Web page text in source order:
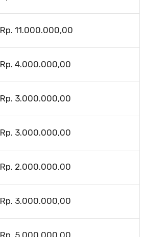
Rp. 11.000.000,00
Rp. 4.000.000,00
Rp. 3.000.000,00
Rp. 3.000.000,00
Rp. 2.000.000,00
Rp. 3.000.000,00